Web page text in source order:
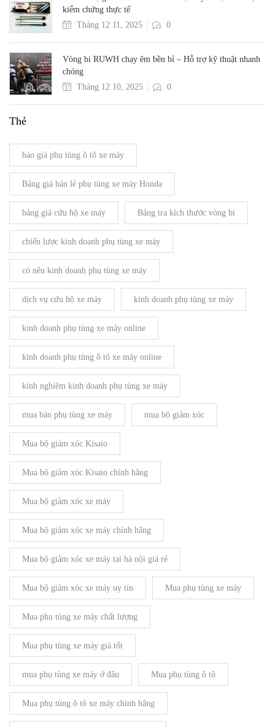
kiểm chứng thực tế
Tháng 12 11, 2025
0
Vòng bi RUWH chạy êm bền bỉ – Hỗ trợ kỹ thuật nhanh
chóng
Tháng 12 10, 2025
0
Thẻ
báo giá phụ tùng ô tô xe máy
Bảng giá bán lẻ phụ tùng xe máy Honda
bảng giá cứu hộ xe máy Bảng tra kích thước vòng bi
chiến lược kinh doanh phụ tùng xe máy
có nên kinh doanh phụ tùng xe máy
dịch vụ cứu hộ xe máy kinh doanh phụ tùng xe máy
kinh doanh phụ tùng xe máy online
kinh doanh phụ tùng ô tô xe máy online
kinh nghiệm kinh doanh phụ tùng xe máy
mua bán phụ tùng xe máy mua bộ giảm xóc
Mua bộ giảm xóc Kisaio
Mua bộ giảm xóc Kisaio chính hãng
Mua bộ giảm xóc xe máy
Mua bộ giảm xóc xe máy chính hãng
Mua bộ giảm xóc xe máy tại hà nội giá rẻ
Mua bộ giảm xóc xe máy uy tín Mua phụ tùng xe máy
Mua phụ tùng xe máy chất lượng
Mua phụ tùng xe máy giá tốt
mua phụ tùng xe máy ở đâu Mua phụ tùng ô tô
Mua phụ tùng ô tô xe máy chính hãng